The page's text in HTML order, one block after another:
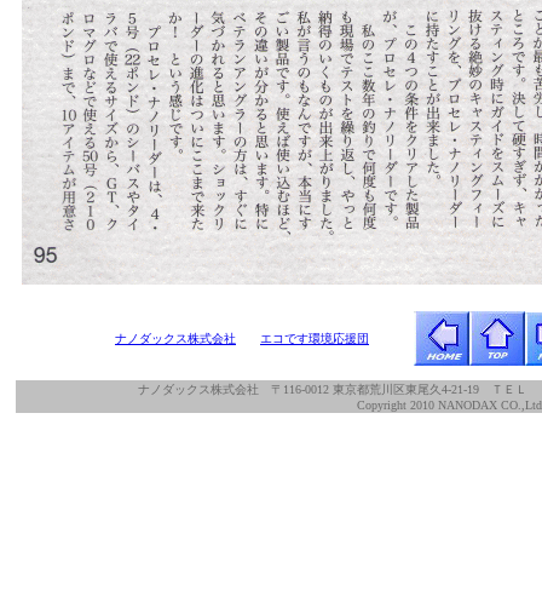
ナノダックス株式会社 エコです環境応援団
ナノダックス株式会社 〒116-0012 東京都荒川区東尾久4-21-19 ＴＥ
Copyright 2010 NANODAX